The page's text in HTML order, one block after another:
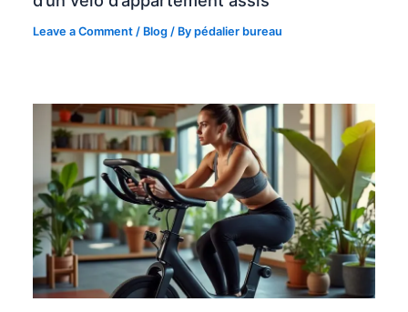
Leave a Comment / Blog / Bypédalier bureau